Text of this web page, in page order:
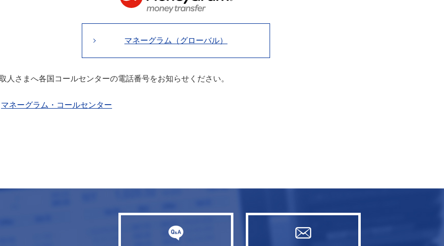
マネーグラム（グローバル）
人さまへ各国コールセンターの電話番号をお知らせください。
マネーグラム・コールセンター